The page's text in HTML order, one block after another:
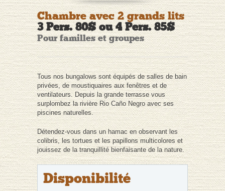
Chambre avec 2 grands lits
3 Pers. 80$ ou 4 Pers. 85$
Pour familles et groupes
Tous nos bungalows sont équipés de salles de bain
privées, de moustiquaires aux fenêtres et de
ventilateurs. Depuis la grande terrasse vous
surplombez la rivière Rio Caño Negro avec ses
piscines naturelles.
Détendez-vous dans un hamac en observant les
colibris, les tortues et les papillons multicolores et
jouissez de la tranquillité bienfaisante de la nature.
Disponibilité